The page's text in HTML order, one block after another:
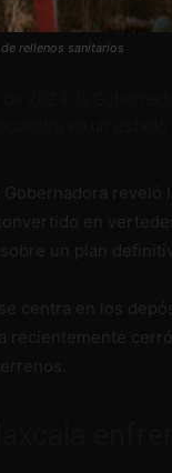
rellenos sanitarios
en
un plan
centra en los
recientemente